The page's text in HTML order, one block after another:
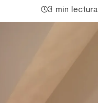
3 min lectura